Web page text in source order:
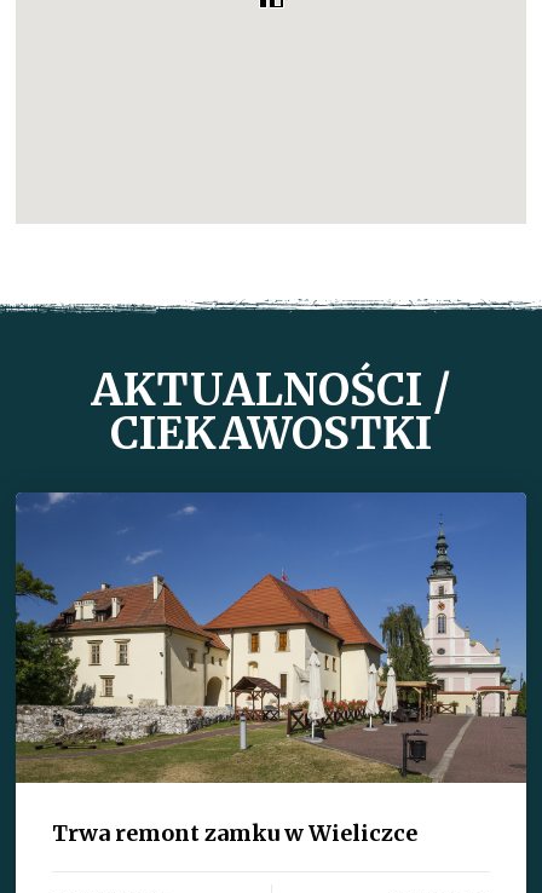
AKTUALNOŚCI /
CIEKAWOSTKI
Trwa remont zamku w Wieliczce